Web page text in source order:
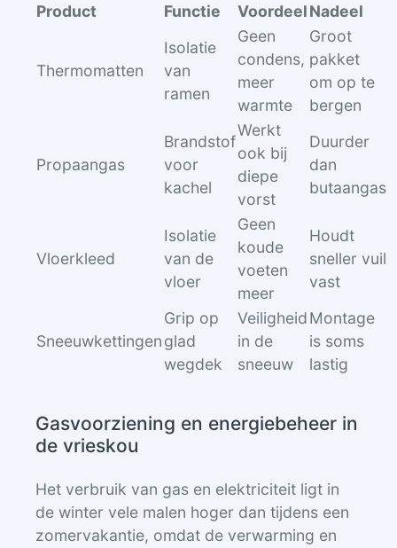
Product Functie VoordeelNadeel
Thermomatten
Isolatie
van
ramen
Geen
condens,
meer
warmte
Groot
pakket
om op te
bergen
Propaangas
Brandstof
voor
kachel
Werkt
ook bij
diepe
vorst
Duurder
dan
butaangas
Vloerkleed
Isolatie
van de
vloer
Geen
koude
voeten
meer
Houdt
sneller vuil
vast
Sneeuwkettingen
Grip op
glad
wegdek
Veiligheid
in de
sneeuw
Montage
is soms
lastig
Gasvoorziening en energiebeheer in
de vrieskou
Het verbruik van gas en elektriciteit ligt in
de winter vele malen hoger dan tijdens een
zomervakantie, omdat de verwarming en